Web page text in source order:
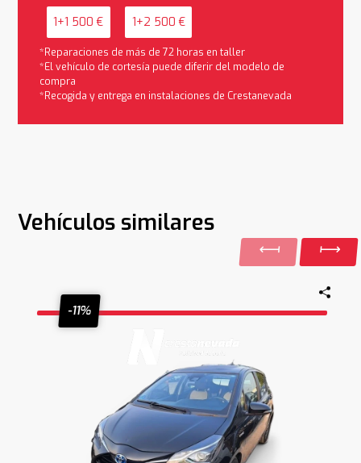
1+1 500 € 1+2 500 €
*Reparaciones de más de 72 horas en taller
*El vehículo de cortesía puede diferir del modelo de
compra
*Recogida y entrega en instalaciones de Crestanevada
Vehículos similares
-11%